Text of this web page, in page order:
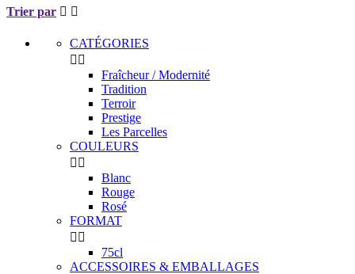
Trier par  
CATÉGORIES
 
Fraîcheur / Modernité
Tradition
Terroir
Prestige
Les Parcelles
COULEURS
 
Blanc
Rouge
Rosé
FORMAT
 
75cl
ACCESSOIRES & EMBALLAGES